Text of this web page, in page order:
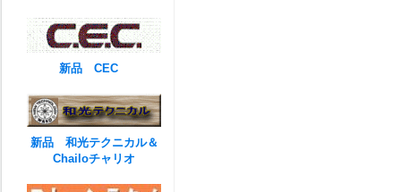
新品 CEC
新品 和光テクニカル＆
Chailoチャリオ